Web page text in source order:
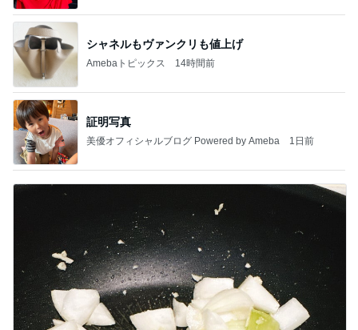
シャネルもヴァンクリも値上げ
Amebaトピックス 14時間前
証明写真
美優オフィシャルブログ Powered by Ameba 1日前